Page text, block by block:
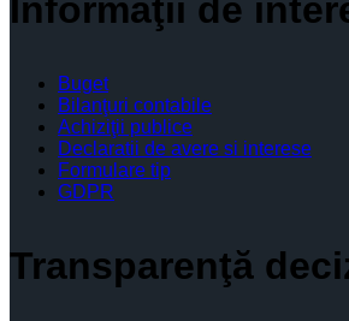
Informaţii de
Buget
Bilanţuri contabile
Achiziţii publice
Declaratii de avere si interese
Formulare tip
GDPR
Transparenţă